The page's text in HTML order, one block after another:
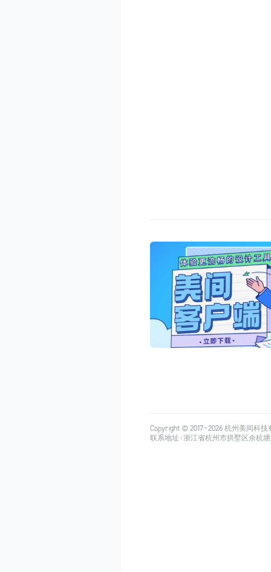
Copyright © 2017-2026杭州美间科技
联系地址：浙江省杭州市拱墅区余杭